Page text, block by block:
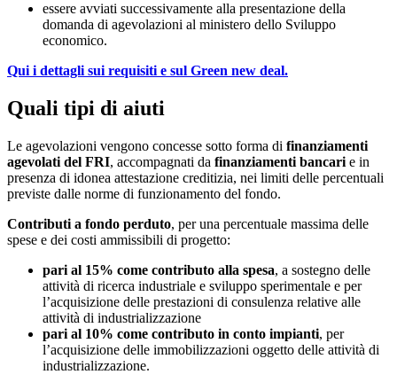
essere avviati successivamente alla presentazione della
domanda di agevolazioni al ministero dello Sviluppo
economico.
Qui i dettagli sui requisiti e sul Green new deal.
Quali tipi di aiuti
Le agevolazioni vengono concesse sotto forma di finanziamenti
agevolati del FRI, accompagnati da finanziamenti bancari e in
presenza di idonea attestazione creditizia, nei limiti delle percentuali
previste dalle norme di funzionamento del fondo.
Contributi a fondo perduto, per una percentuale massima delle
spese e dei costi ammissibili di progetto:
pari al 15% come contributo alla spesa, a sostegno delle
attività di ricerca industriale e sviluppo sperimentale e per
l’acquisizione delle prestazioni di consulenza relative alle
attività di industrializzazione
pari al 10% come contributo in conto impianti, per
l’acquisizione delle immobilizzazioni oggetto delle attività di
industrializzazione.